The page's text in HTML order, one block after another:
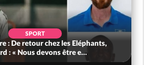
SPORT
: De retour chez les Eléphants,
: « Nous devons être e...